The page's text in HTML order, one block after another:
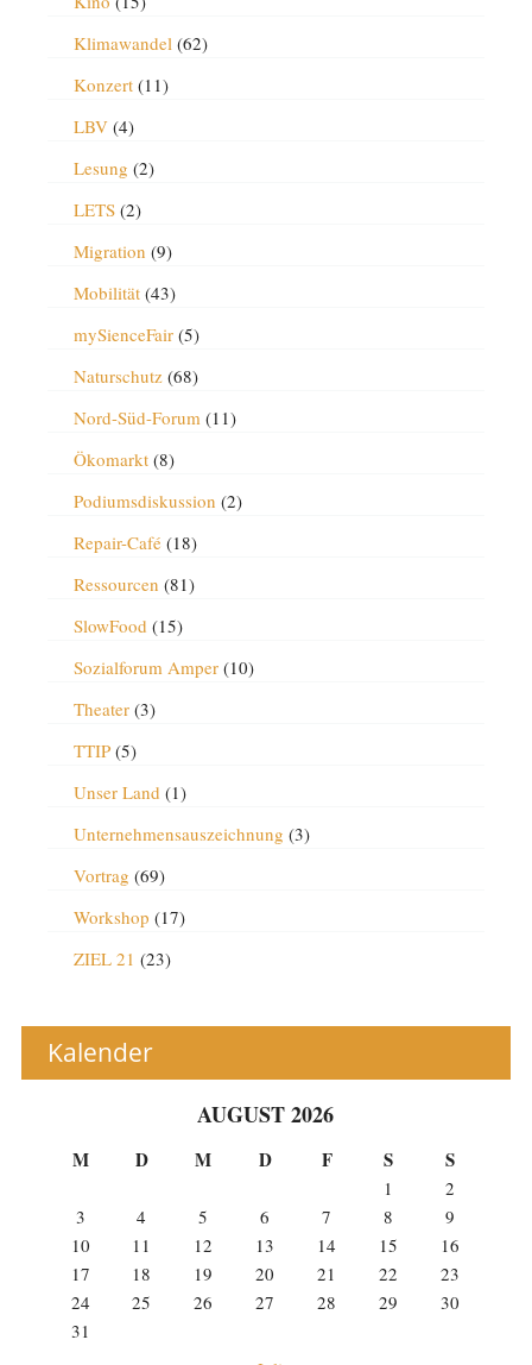
Klimawandel(62)
Konzert(11)
LBV(4)
Lesung (2)
LETS(2)
Migration (9)
Mobilität(43)
mySienceFair(5)
Naturschutz(68)
Nord-Süd-Forum(11)
Ökomarkt(8)
Podiumsdiskussion (2)
Repair-Café(18)
Ressourcen (81)
SlowFood (15)
Sozialforum Amper(10)
Theater(3)
TTIP(5)
Unser Land (1)
Unternehmensauszeichnung (3)
Vortrag (69)
Workshop (17)
ZIEL 21 (23)
Kalender
AUGUST 2026
M D M D F S S
1
2
3
4 5 6 7 8
9
10
11 12 13 14 15
16
17
18 19 20 21 22
23
24
25 26 27 28 29
30
31